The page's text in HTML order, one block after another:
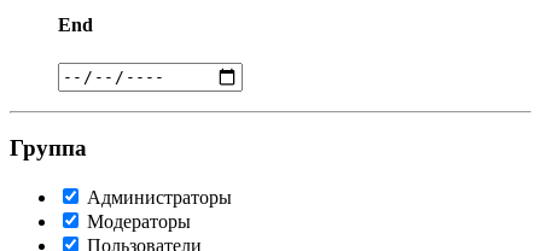
End
Группа
Администраторы
Модераторы
Пользователи